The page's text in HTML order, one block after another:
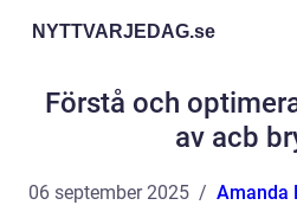
NYTTVARJEDAG.se
Förstå och
av acb
06 september 2025 Amanda